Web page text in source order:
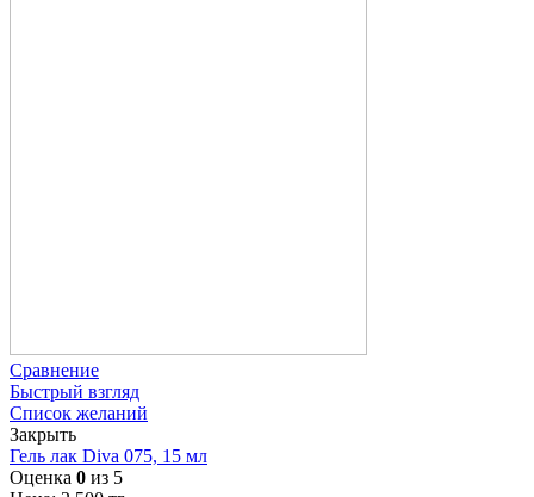
Сравнение
Быстрый взгляд
Список желаний
Закрыть
Гель лак Diva 075, 15 мл
Оценка 0 из 5